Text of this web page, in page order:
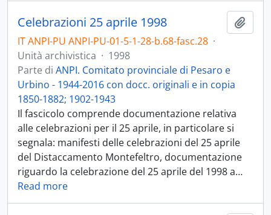
Celebrazioni 25 aprile 1998
IT ANPI-PU ANPI-PU-01-5-1-28-b.68-fasc.28 ·
Unità archivistica · 1998
Parte di ANPI. Comitato provinciale di Pesaro e
Urbino - 1944-2016 con docc. originali e in copia
1850-1882; 1902-1943
Il fascicolo comprende documentazione relativa
alle celebrazioni per il 25 aprile, in particolare si
segnala: manifesti delle celebrazioni del 25 aprile
del Distaccamento Montefeltro, documentazione
riguardo la celebrazione del 25 aprile del 1998 a…
Read more